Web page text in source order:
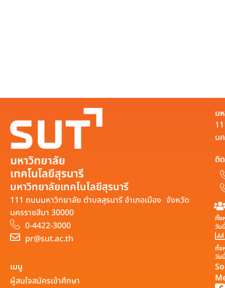
มหาวิทยาลัยเทคโนโลยีสุรนารี
111 ถนนมหาวิทยาลัย ตำบลสุรนารี อำเภอเมือง จังหวัด
นครราชสีมา 30000
0-4422-3000
pr@sut.ac.th
ม
น
ติ
ทั้ง
วัน
ทั้ง
วัน
เมนู
ผู้สนใจสมัครเข้าศึกษา